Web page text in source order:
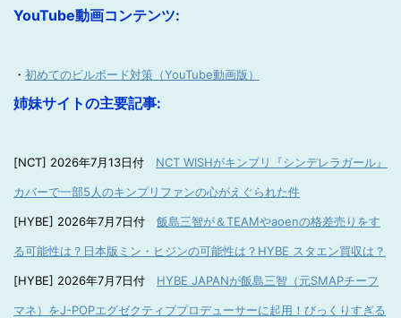
YouTube動画コンテンツ:
・ 初めてのビルボード対策（YouTube動画版）
姉妹サイトの主要記事:
[NCT] 2026年7月13日付 NCT WISHがキンプリ『シンデレラガール』
カバーで一部5人のキンプリファンの心がえぐられた件
[HYBE] 2026年7月7日付 飯島三智が＆TEAMやaoenの格差売りをす
る可能性は？日本版ミン・ヒジンの可能性は？HYBE スタエン買収は？
[HYBE] 2026年7月7日付 HYBE JAPANが飯島三智（元SMAPチーフ
マネ）をJ-POPエグゼクティブプロデューサーに起用！びっくりすぎる